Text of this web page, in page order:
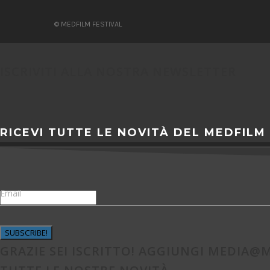
© MEDFILM FESTIVAL
RICEVI TUTTE LE NOVITÀ DEL MEDFILM
Email
SUBSCRIBE!